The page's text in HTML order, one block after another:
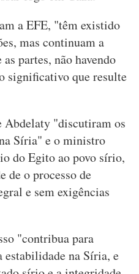
a EFE, "têm existido
mas continuam a
partes, não havendo
significativo que resulte
"discutiram os
Síria" e o ministro
do Egito ao povo sírio,
de o processo de
e sem exigências
"contribua para
estabilidade na Síria, e